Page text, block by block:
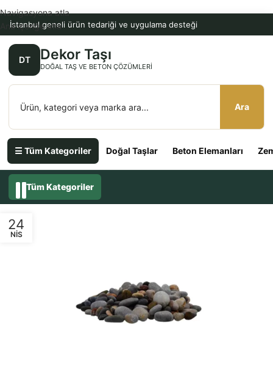
İstanbul geneli ürün tedariği ve uygulama desteği
DT Dekor Taşı
DOĞAL TAŞ VE BETON ÇÖZÜMLERI
Ara
☰ Tüm Kategoriler Doğal Taşlar Beton Elemanları
Navigasyona atla
Ana içeriğe atla
Tüm Kategoriler
24
NIS